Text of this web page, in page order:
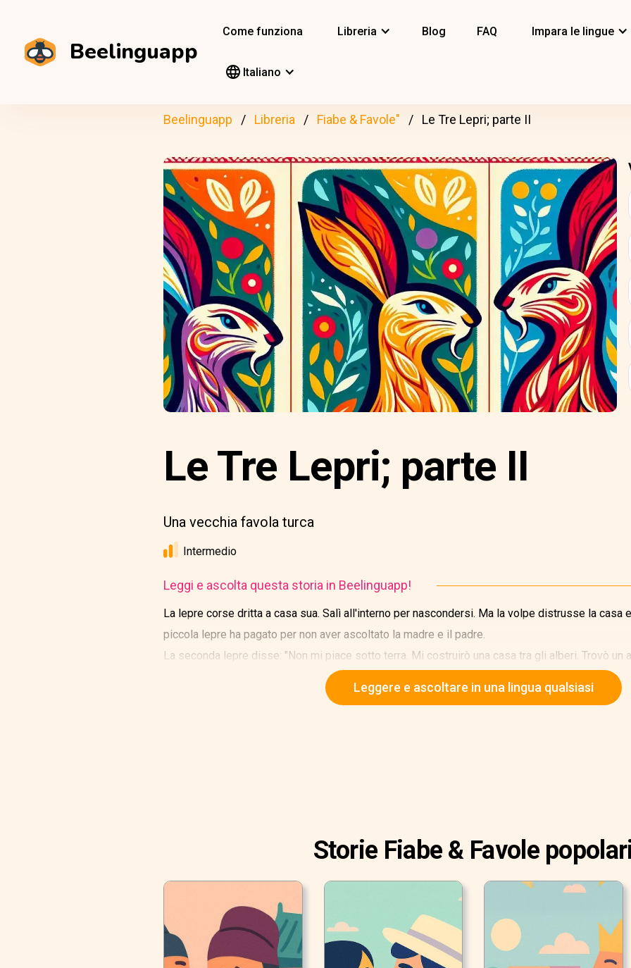
Beelinguapp
Come funziona Libreria Blog FAQ Impara le lingue
Italiano
Beelinguapp Libreria Fiabe & Favole" Le Tre Lepri; parte II
Le Tre Lepri; parte II
Una vecchia favola turca
Intermedio
Leggi e ascolta questa storia in Beelinguapp!
La lepre corse dritta a casa sua. Salì all'interno per nascondersi. Ma la volpe distrusse la casa
piccola lepre ha pagato per non aver ascoltato la madre e il padre.
La seconda lepre disse: "Non mi piace sotto terra. Mi costruirò una casa tra gli alberi. Trovò un
radici su di esso e in mezzo ci costruì una casa. Costruì una casa con paglia e ramoscelli.
Leggere e ascoltare in una lingua qualsiasi
Storie Fiabe & Favole